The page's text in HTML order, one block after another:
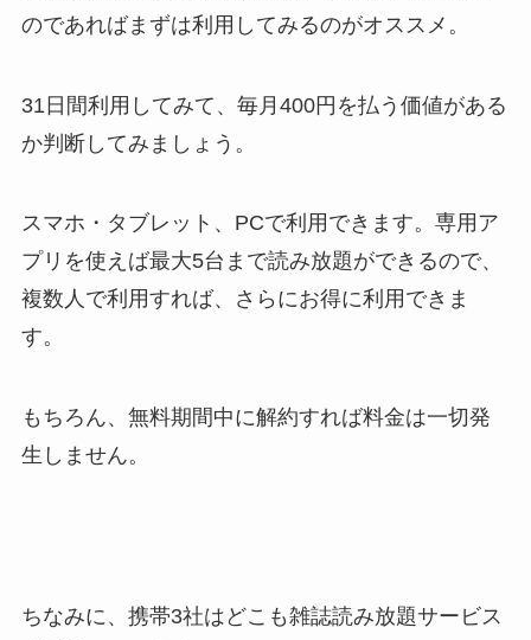
のであればまずは利用してみるのがオススメ。
31日間利用してみて、毎月400円を払う価値がある
か判断してみましょう。
スマホ・タブレット、PCで利用できます。専用ア
プリを使えば最大5台まで読み放題ができるので、
複数人で利用すれば、さらにお得に利用できま
す。
もちろん、無料期間中に解約すれば料金は一切発
生しません。
ちなみに、携帯3社はどこも雑誌読み放題サービス